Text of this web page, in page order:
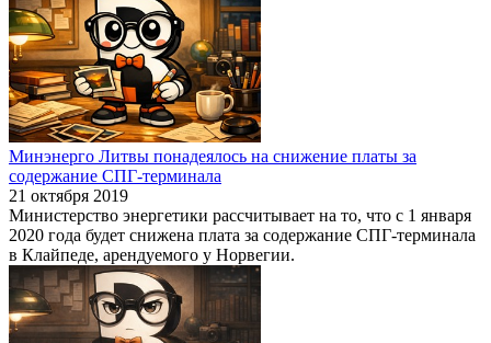
Минэнерго Литвы понадеялось на снижение платы за
содержание СПГ-терминала
21 октября 2019
Министерство энергетики рассчитывает на то, что с 1 января
2020 года будет снижена плата за содержание СПГ-терминала
в Клайпеде, арендуемого у Норвегии.